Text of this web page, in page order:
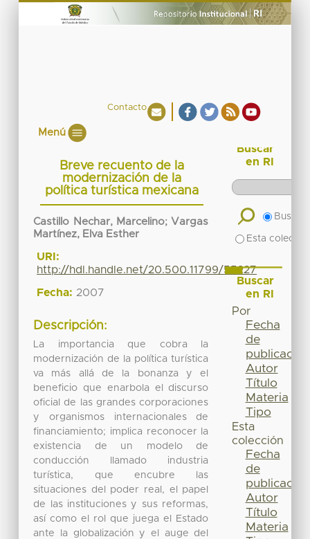
Contacto
Menú
Breve recuento de la
modernización de la
política turística mexicana
Castillo Nechar, Marcelino; Vargas
Martínez, Elva Esther
URI:
http://hdl.handle.net/20.500.11799/55227
Fecha: 2007
Descripción:
La importancia que cobra la
modernización de la política turística
va más allá de la bonanza y el
beneficio que enarbola el discurso
oficial de las grandes corporaciones
y organismos internacionales de
financiamiento; implica reconocer la
existencia de un modelo de
conducción llamado industria
turística, que encubre las
situaciones del poder real, el papel
de las instituciones y sus reformas,
así como el rol que juega el Estado
ante la globalización y el auge del
Buscar
en RI
Buscar
Esta
Buscar
en RI
Por
Fecha
de
publicación
Autor
Título
Materia
Tipo
Esta
colección
Fecha
de
publicación
Autor
Título
Materia